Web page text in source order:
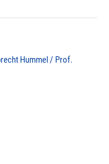
Hummel / Prof.